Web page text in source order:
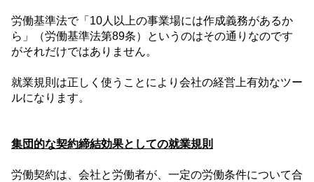
労働基準法で「 10人以上の事業場には作成義務があるか
ら」（労働基準法第89条）というのはその通りなのです
がそれだけではありません。
就業規則は正しく使うことにより会社の経営上有効なツー
ルになります。
集団的な契約締結効果としての就業規則
労働契約は、会社と労働者が、一定の労働条件について合